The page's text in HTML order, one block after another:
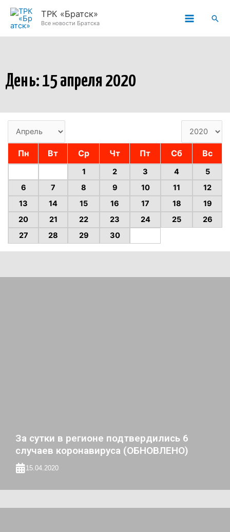
Перейти
ТРК «Братск»
Все новости Братска
День: 15 апреля 2020
Пн Вт Ср Чт Пт Сб Вс
1 2 3 4
5
6
7 8 9 10 11
12
13
14 15 16 17 18
19
20
21 22 23 24 25
26
27
28 29 30
За сутки в регионе подтвердились 6
случаев коронавируса (ОБНОВЛЕНО)
15.04.2020